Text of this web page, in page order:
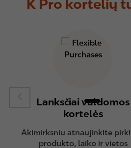
K Pro kortelių
Lanksčiai valdomos
kortelės
Akimirksniu atnaujinkite
produkto, laiko ir vietos